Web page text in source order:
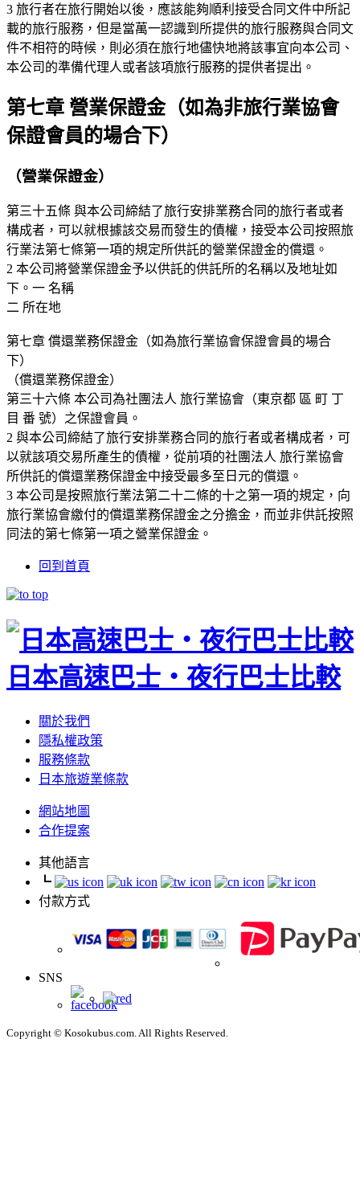
3 旅行者在旅行開始以後，應該能夠順利接受合同文件中所記
載的旅行服務，但是當萬一認識到所提供的旅行服務與合同文
件不相符的時候，則必須在旅行地儘快地將該事宜向本公司、
本公司的準備代理人或者該項旅行服務的提供者提出。
第七章 營業保證金（如為非旅行業協會
保證會員的場合下）
（營業保證金）
第三十五條 與本公司締結了旅行安排業務合同的旅行者或者
構成者，可以就根據該交易而發生的債權，接受本公司按照旅
行業法第七條第一項的規定所供託的營業保證金的償還。
2 本公司將營業保證金予以供託的供託所的名稱以及地址如
下。一 名稱
二 所在地
第七章 償還業務保證金（如為旅行業協會保證會員的場合
下）
（償還業務保證金）
第三十六條 本公司為社團法人 旅行業協會（東京都 區 町 丁
目 番 號）之保證會員。
2 與本公司締結了旅行安排業務合同的旅行者或者構成者，可
以就該項交易所產生的債權，從前項的社團法人 旅行業協會
所供託的償還業務保證金中接受最多至日元的償還。
3 本公司是按照旅行業法第二十二條的十之第一項的規定，向
旅行業協會繳付的償還業務保證金之分擔金，而並非供託按照
同法的第七條第一項之營業保證金。
回到首頁
日本高速巴士・夜行巴士比較
關於我們
隱私權政策
服務條款
日本旅遊業條款
網站地圖
合作提案
其他語言
┗
付款方式
SNS
Copyright © Kosokubus.com. All Rights Reserved.